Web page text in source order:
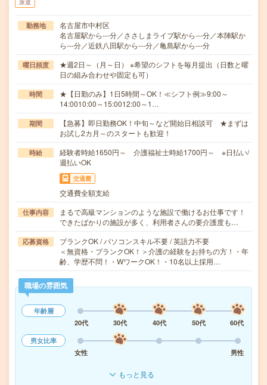
派遣
勤務地
名古屋市中村区
名古屋駅から---分／ささしまライブ駅から---分／本陣駅か
ら---分／近鉄八田駅から---分／亀島駅から---分
曜日頻度
★週2日～（月～日） ※希望のシフトを毎月提出（日数と曜
日の組み合わせや固定も可）
時間
★【日勤のみ】1日5時間～OK！≪シフト例≫9:00～
14:0010:00～15:0012:00～1…
期間
【急募】即日勤務OK！中旬～など開始日相談可 ★まずは
お試し2カ月～のスタートも歓迎！
時給
経験者時給1650円～ 介護福祉士時給1700円～ ※日払い/
週払いOK
交通費
交通費全額支給
仕事内容
まるで高級マンションのような施設で働けるお仕事です！
できたばかりの施設が多く、利用者さんの要介護度も…
応募資格
ブランクOK / パソコンスキル不要 / 英語力不要
＜無資格・ブランクOK！＞介護の経験をお持ちの方！・年
齢、学歴不問！・WワークOK！・10名以上採用…
職場の雰囲気
年齢層
20代
30代 40代 50代
60代
男女比率
女性
男性
もっと見る